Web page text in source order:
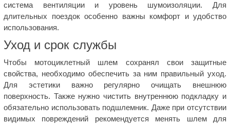
система вентиляции и уровень шумоизоляции. Для
длительных поездок особенно важны комфорт и удобство
использования.
Уход и срок службы
Чтобы мотоциклетный шлем сохранял свои защитные
свойства, необходимо обеспечить за ним правильный уход.
Для эстетики важно регулярно очищать внешнюю
поверхность. Также нужно чистить внутреннюю подкладку и
обязательно использовать подшлемник. Даже при отсутствии
видимых повреждений рекомендуется менять шлем для